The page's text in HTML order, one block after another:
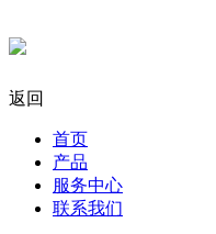
返回
首页
产品
服务中心
联系我们